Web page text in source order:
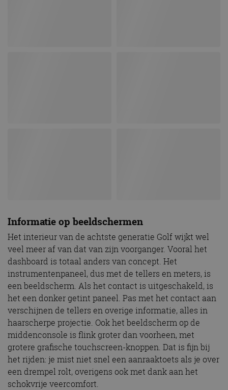
Informatie op beeldschermen
Het interieur van de achtste generatie Golf wijkt wel
veel meer af van dat van zijn voorganger. Vooral het
dashboard is totaal anders van concept. Het
instrumentenpaneel, dus met de tellers en meters, is
een beeldscherm. Als het contact is uitgeschakeld, is
het een donker getint paneel. Pas met het contact aan
verschijnen de tellers en overige informatie, alles in
haarscherpe projectie. Ook het beeldscherm op de
middenconsole is flink groter dan voorheen, met
grotere grafische touchscreen-knoppen. Dat is fijn bij
het rijden: je mist niet snel een aanraaktoets als je over
een drempel rolt, overigens ook met dank aan het
schokvrije veercomfort.